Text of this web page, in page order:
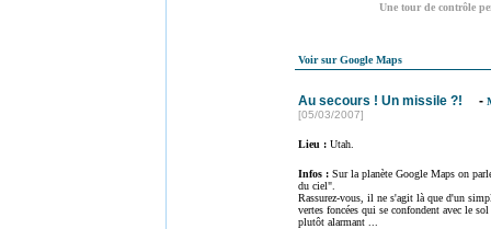
Une tour de contrôle
Voir sur Google Maps
Au secours ! Un missile ?! -
[05/03/2007]
Lieu : Utah.
Infos : Sur la planète Google Maps on
du ciel".
Rassurez-vous, il ne s'agit là que d'un
vertes foncées qui se confondent avec le
plutôt alarmant ...